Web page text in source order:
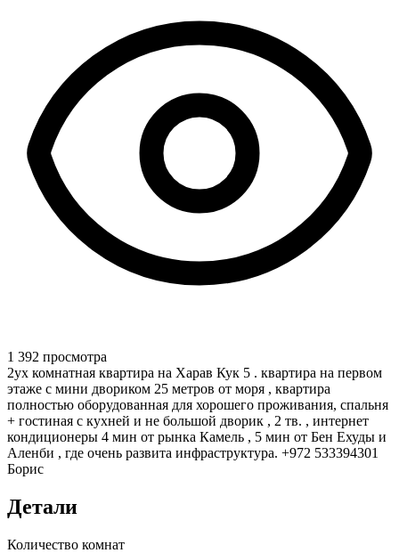
1 392 просмотра
2ух комнатная квартира на Харав Кук 5 . квартира на первом
этаже с мини двориком 25 метров от моря , квартира
полностью оборудованная для хорошего проживания, спальня
+ гостиная с кухней и не большой дворик , 2 тв. , интернет
кондиционеры 4 мин от рынка Камель , 5 мин от Бен Ехуды и
Аленби , где очень развита инфраструктура. +972 533394301
Борис
Детали
Количество комнат